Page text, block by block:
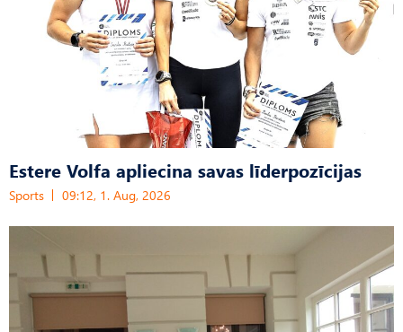
Estere Volfa apliecina savas līderpozīcijas
Sports 09:12, 1. Aug, 2026